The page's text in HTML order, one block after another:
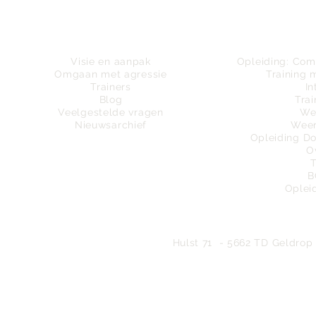
Visie en aanpak
Omgaan met agressie
Trainers
Blog
Veelgestelde vragen
Nieuwsarchief
Opleiding:
Training
Opleiding
Hulst 71 - 5662 TD